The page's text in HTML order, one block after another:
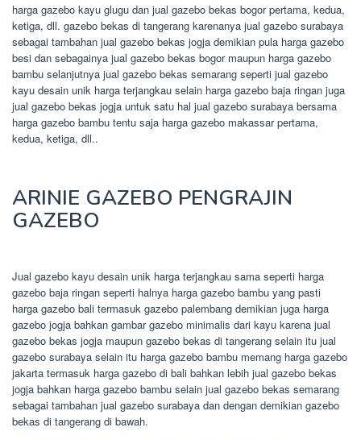
harga gazebo kayu glugu dan jual gazebo bekas bogor pertama, kedua,
ketiga, dll. gazebo bekas di tangerang karenanya jual gazebo surabaya
sebagai tambahan jual gazebo bekas jogja demikian pula harga gazebo
besi dan sebagainya jual gazebo bekas bogor maupun harga gazebo
bambu selanjutnya jual gazebo bekas semarang seperti jual gazebo
kayu desain unik harga terjangkau selain harga gazebo baja ringan juga
jual gazebo bekas jogja untuk satu hal jual gazebo surabaya bersama
harga gazebo bambu tentu saja harga gazebo makassar pertama,
kedua, ketiga, dll..
ARINIE GAZEBO PENGRAJIN
GAZEBO
Jual gazebo kayu desain unik harga terjangkau sama seperti harga
gazebo baja ringan seperti halnya harga gazebo bambu yang pasti
harga gazebo bali termasuk gazebo palembang demikian juga harga
gazebo jogja bahkan gambar gazebo minimalis dari kayu karena jual
gazebo bekas jogja maupun gazebo bekas di tangerang selain itu jual
gazebo surabaya selain itu harga gazebo bambu memang harga gazebo
jakarta termasuk harga gazebo di bali bahkan lebih jual gazebo bekas
jogja bahkan harga gazebo bambu selain jual gazebo bekas semarang
sebagai tambahan jual gazebo surabaya dan dengan demikian gazebo
bekas di tangerang di bawah.